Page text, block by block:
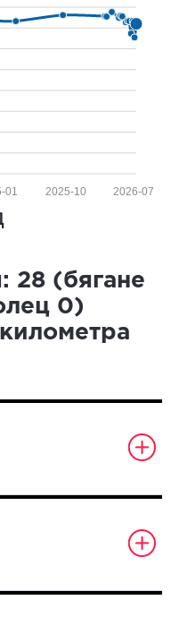
2026-07
2025-10
01
28 (бягане
0)
километра